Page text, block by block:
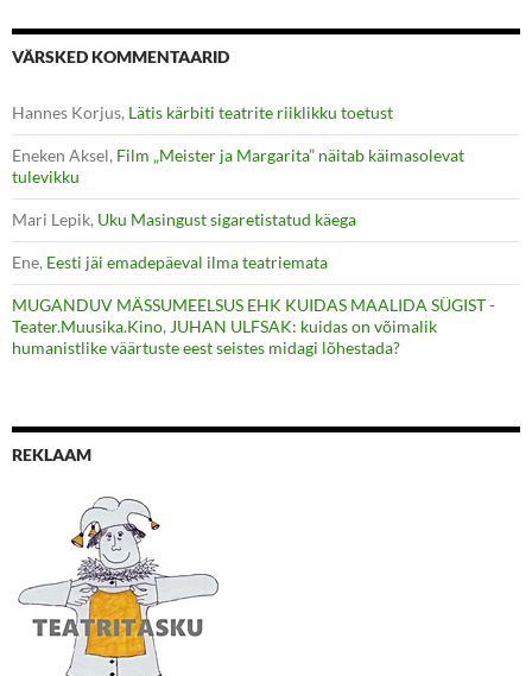
VÄRSKED KOMMENTAARID
Hannes Korjus, Lätis kärbiti teatrite riiklikku toetust
Eneken Aksel, Film „Meister ja Margarita” näitab käimasolevat
tulevikku
Mari Lepik, Uku Masingust sigaretistatud käega
Ene, Eesti jäi emadepäeval ilma teatriemata
MUGANDUV MÄSSUMEELSUS EHK KUIDAS MAALIDA SÜGIST -
Teater.Muusika.Kino, JUHAN ULFSAK: kuidas on võimalik
humanistlike väärtuste eest seistes midagi lõhestada?
REKLAAM